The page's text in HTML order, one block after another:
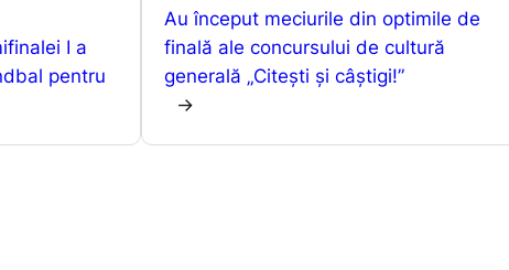
p
p
g
I a
pentru
Au început meciurile din optimile de
finală ale concursului de cultură
generală „Citești și câștigi!”
→